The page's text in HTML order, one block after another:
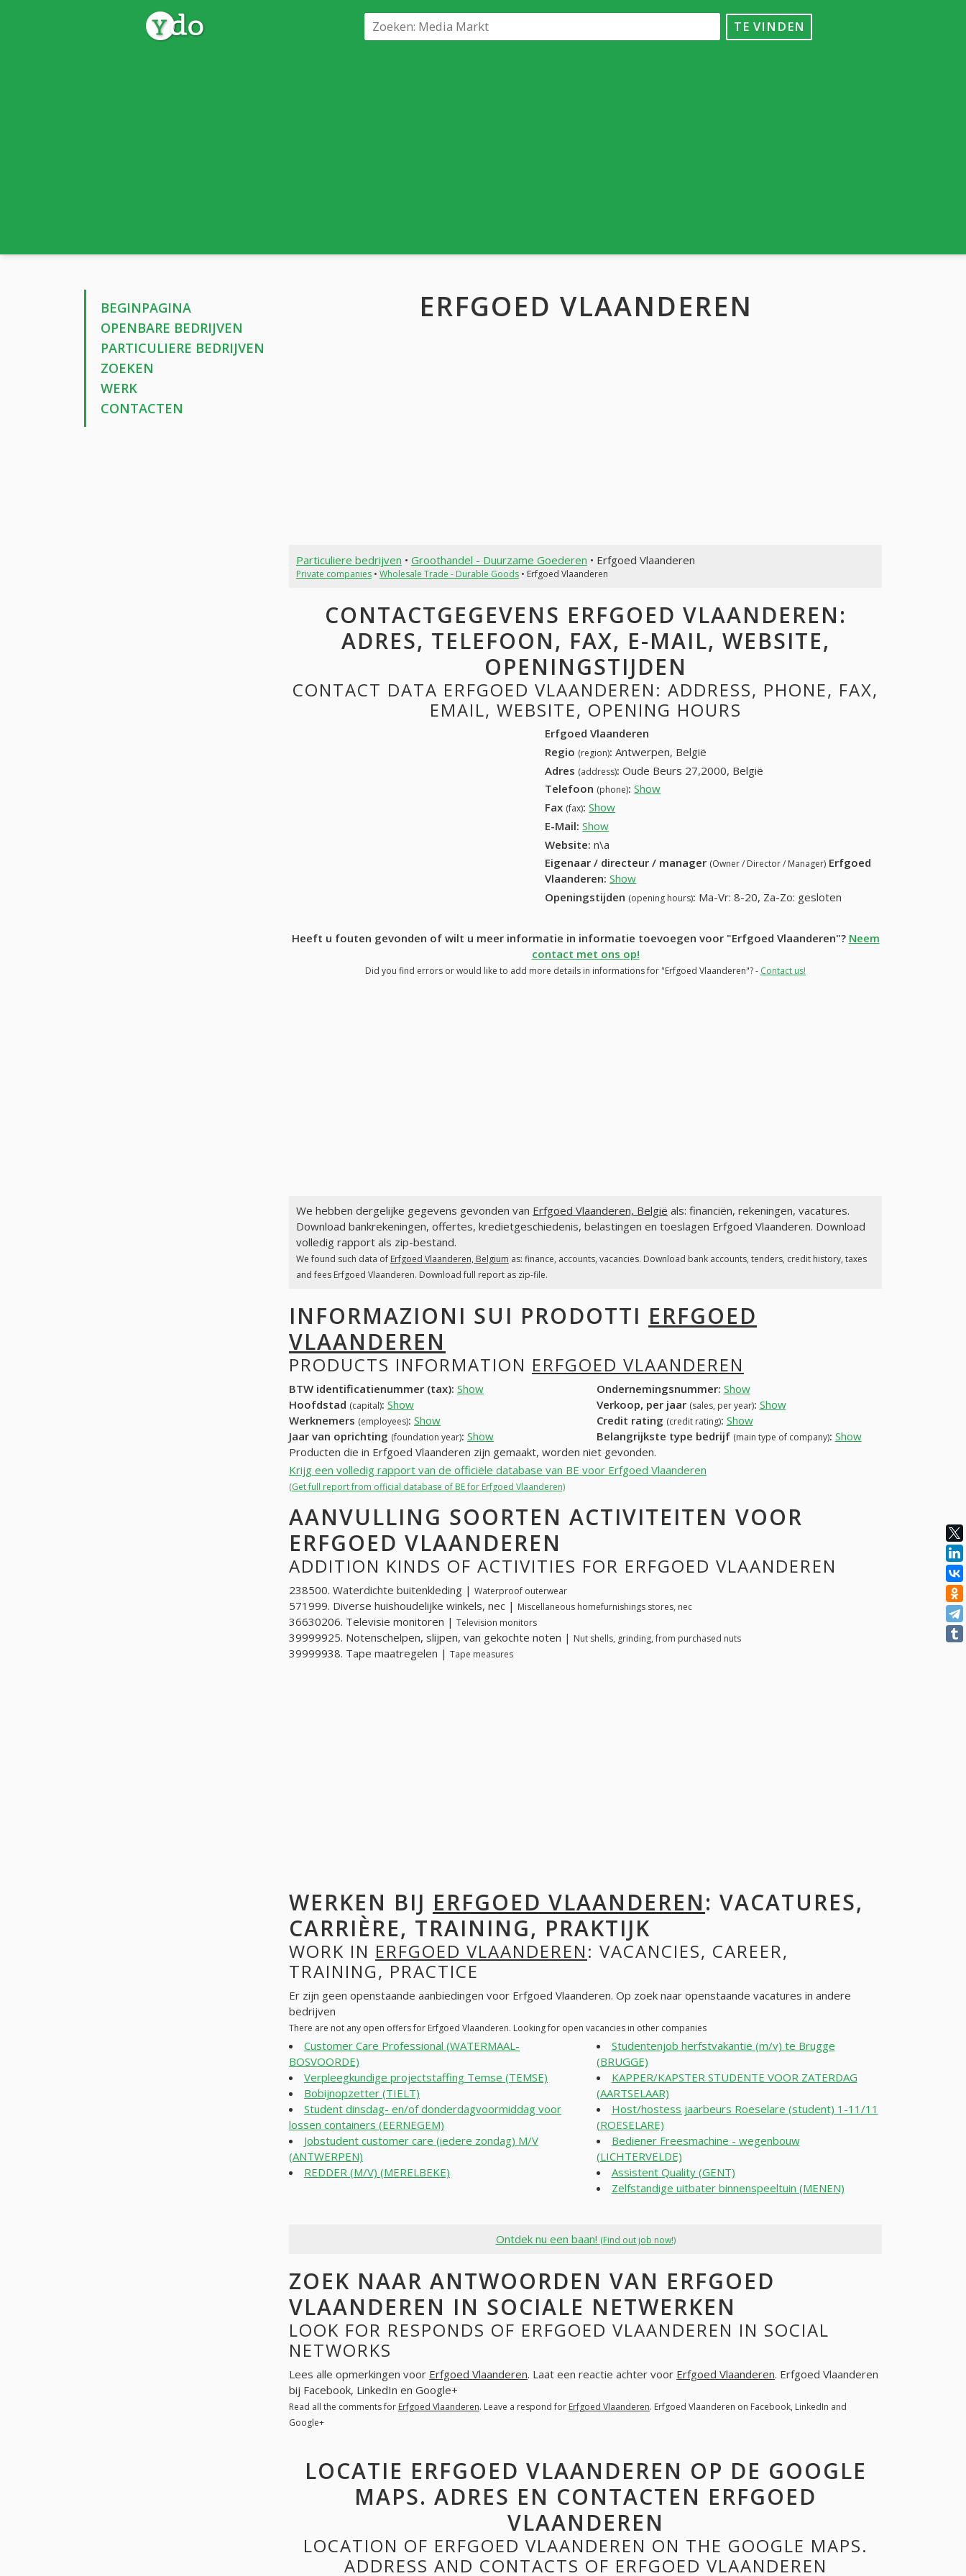
TE VINDEN
BEGINPAGINA
OPENBARE BEDRIJVEN
PARTICULIERE BEDRIJVEN
ZOEKEN
WERK
CONTACTEN
ERFGOED VLAANDEREN
Particuliere bedrijven • Groothandel - Duurzame Goederen • Erfgoed Vlaanderen
Private companies• Wholesale Trade - Durable Goods• Erfgoed Vlaanderen
CONTACTGEGEVENS ERFGOED VLAANDEREN:
ADRES, TELEFOON, FAX, E-MAIL, WEBSITE,
OPENINGSTIJDEN
CONTACT DATA ERFGOED VLAANDEREN: ADDRESS, PHONE, FAX,
EMAIL, WEBSITE, OPENING HOURS
Erfgoed Vlaanderen
Regio (region): Antwerpen, België
Adres (address): Oude Beurs 27,2000, België
Telefoon (phone): Show
Fax (fax): Show
E-Mail: Show
Website: n\a
Eigenaar / directeur / manager (Owner / Director / Manager) Erfgoed
Vlaanderen: Show
Openingstijden (opening hours): Ma-Vr: 8-20, Za-Zo: gesloten
Heeft u fouten gevonden of wilt u meer informatie in informatie toevoegen voor "Erfgoed Vlaanderen"? Neem
contact met ons op!
Did you find errors or would like to add more details in informations for "Erfgoed Vlaanderen"? - Contact us!
We hebben dergelijke gegevens gevonden van Erfgoed Vlaanderen, België als: financiën, rekeningen, vacatures.
Download bankrekeningen, offertes, kredietgeschiedenis, belastingen en toeslagen Erfgoed Vlaanderen. Download
volledig rapport als zip-bestand.
We found such data of Erfgoed Vlaanderen, Belgium as: finance, accounts, vacancies. Download bank accounts, tenders, credit history, taxes
and fees Erfgoed Vlaanderen. Download full report as zip-file.
INFORMAZIONI SUI PRODOTTI ERFGOED
VLAANDEREN
PRODUCTS INFORMATION ERFGOED VLAANDEREN
BTW identificatienummer (tax): Show Ondernemingsnummer: Show
Hoofdstad (capital): Show Verkoop, per jaar (sales, per year): Show
Werknemers (employees): Show Credit rating (credit rating): Show
Jaar van oprichting (foundation year): Show Belangrijkste type bedrijf (main type of company): Show
Producten die in Erfgoed Vlaanderen zijn gemaakt, worden niet gevonden.
Krijg een volledig rapport van de officiële database van BE voor Erfgoed Vlaanderen
(Get full report from official database of BE for Erfgoed Vlaanderen)
AANVULLING SOORTEN ACTIVITEITEN VOOR
ERFGOED VLAANDEREN
ADDITION KINDS OF ACTIVITIES FOR ERFGOED VLAANDEREN
238500. Waterdichte buitenkleding | Waterproof outerwear
571999. Diverse huishoudelijke winkels, nec | Miscellaneous homefurnishings stores, nec
36630206. Televisie monitoren | Television monitors
39999925. Notenschelpen, slijpen, van gekochte noten | Nut shells, grinding, from purchased nuts
39999938. Tape maatregelen | Tape measures
WERKEN BIJ ERFGOED VLAANDEREN: VACATURES,
CARRIÈRE, TRAINING, PRAKTIJK
WORK IN ERFGOED VLAANDEREN: VACANCIES, CAREER,
TRAINING, PRACTICE
Er zijn geen openstaande aanbiedingen voor Erfgoed Vlaanderen. Op zoek naar openstaande vacatures in andere
bedrijven
There are not any open offers for Erfgoed Vlaanderen. Looking for open vacancies in other companies
Customer Care Professional (WATERMAAL-
BOSVOORDE)
Verpleegkundige projectstaffing Temse (TEMSE)
Bobijnopzetter (TIELT)
Student dinsdag- en/of donderdagvoormiddag voor
lossen containers (EERNEGEM)
Jobstudent customer care (iedere zondag) M/V
(ANTWERPEN)
REDDER (M/V) (MERELBEKE)
Studentenjob herfstvakantie (m/v) te Brugge
(BRUGGE)
KAPPER/KAPSTER STUDENTE VOOR ZATERDAG
(AARTSELAAR)
Host/hostess jaarbeurs Roeselare (student) 1-11/11
(ROESELARE)
Bediener Freesmachine - wegenbouw
(LICHTERVELDE)
Assistent Quality (GENT)
Zelfstandige uitbater binnenspeeltuin (MENEN)
Ontdek nu een baan! (Find out job now!)
ZOEK NAAR ANTWOORDEN VAN ERFGOED
VLAANDEREN IN SOCIALE NETWERKEN
LOOK FOR RESPONDS OF ERFGOED VLAANDEREN IN SOCIAL
NETWORKS
Lees alle opmerkingen voor Erfgoed Vlaanderen. Laat een reactie achter voor Erfgoed Vlaanderen. Erfgoed Vlaanderen
bij Facebook, LinkedIn en Google+
Read all the comments for Erfgoed Vlaanderen. Leave a respond for Erfgoed Vlaanderen. Erfgoed Vlaanderen on Facebook, LinkedIn and
Google+
LOCATIE ERFGOED VLAANDEREN OP DE GOOGLE
MAPS. ADRES EN CONTACTEN ERFGOED
VLAANDEREN
LOCATION OF ERFGOED VLAANDEREN ON THE GOOGLE MAPS.
ADDRESS AND CONTACTS OF ERFGOED VLAANDEREN